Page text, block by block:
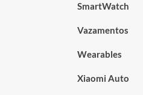
SmartWatch
Vazamentos
Wearables
Xiaomi Auto